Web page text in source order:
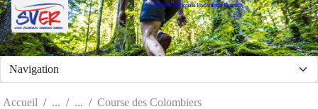
Stade Valeriquais Endurance Running
Accueil Course des Colombiers
Panneau de gestion des cookies